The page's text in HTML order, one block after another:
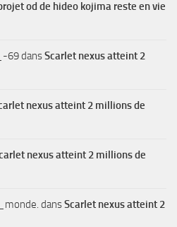
od de hideo kojima reste en vie
69dansScarlet nexus atteint 2
nexus atteint 2 millions de
nexus atteint 2 millions de
dansScarlet nexus atteint 2